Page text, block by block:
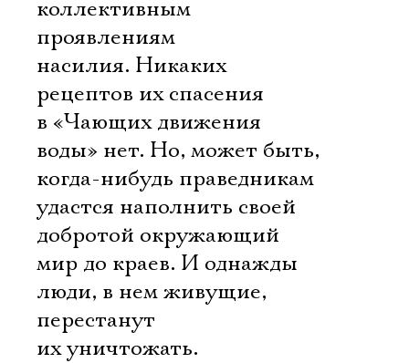
коллективным
проявлениям
насилия. Никаких
рецептов их спасения
в «Чающих движения
воды» нет. Но, может быть,
когда-нибудь праведникам
удастся наполнить своей
добротой окружающий
мир до краев. И однажды
люди, в нем живущие,
перестанут
их уничтожать.